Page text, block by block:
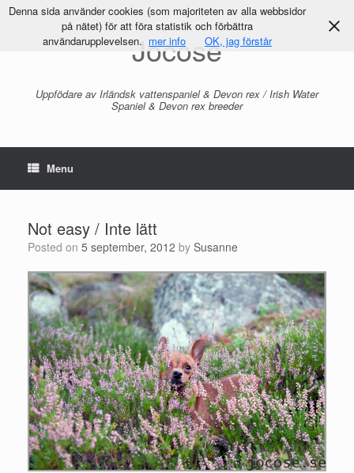
Jocose
Uppfödare av Irländsk vattenspaniel & Devon rex / Irish Water
Spaniel & Devon rex breeder
Menu
Not easy / Inte lätt
Posted on 5 september, 2012 by Susanne
Denna sida använder cookies (som majoriteten av alla webbsidor
på nätet) för att föra statistik och förbättra
användarupplevelsen. mer info OK, jag förstår